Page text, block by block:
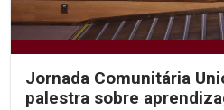
Jornada Comunitária
palestra sobre